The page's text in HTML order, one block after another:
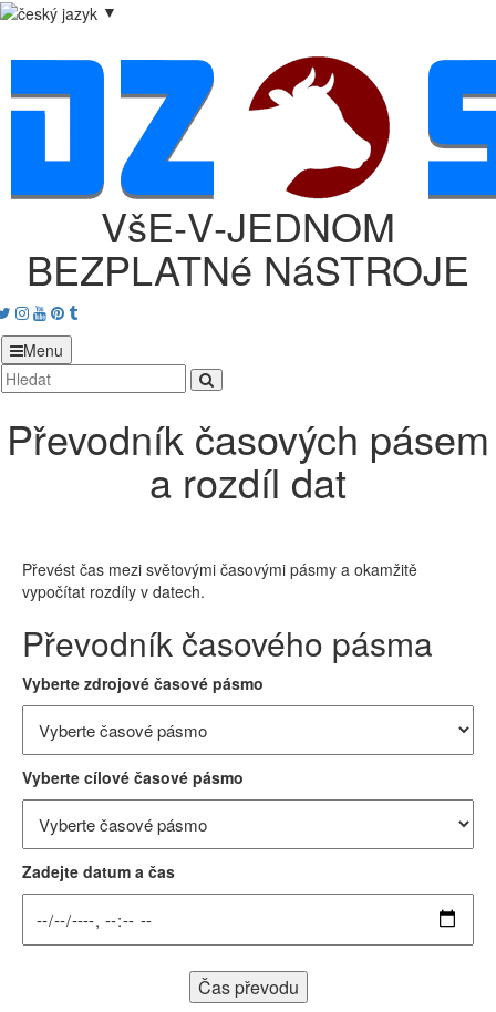
▼
VšE‑V‑JEDNOM
BEZPLATNé NáSTROJE
Twitter
Instagram
Youtube
Pinterest
tumblr
Menu
Převodník časových pásem
a rozdíl dat
Převést čas mezi světovými časovými pásmy a okamžitě
vypočítat rozdíly v datech.
Převodník časového pásma
Vyberte zdrojové časové pásmo
Vyberte cílové časové pásmo
Zadejte datum a čas
Čas převodu